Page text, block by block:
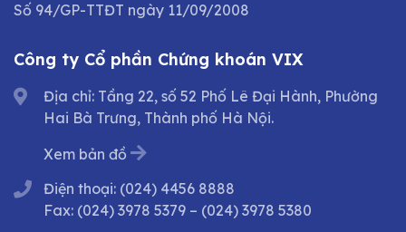
Số 94/GP-TTĐT ngày 11/09/2008
Công ty Cổ phần Chứng khoán VIX
Địa chỉ: Tầng 22, số 52 Phố Lê Đại Hành, Phường
Hai Bà Trưng, Thành phố Hà Nội.
Xem bản đồ
Điện thoại: (024) 4456 8888
Fax: (024) 3978 5379 – (024) 3978 5380